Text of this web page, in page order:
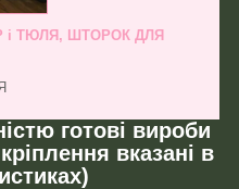
і ТЮЛЯ, ШТОРОК ДЛЯ
готові вироби
вказані в